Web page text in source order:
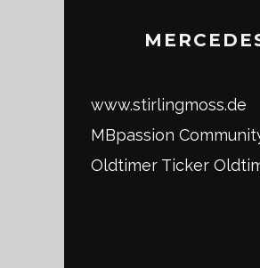
www.stirlingmoss.de
MBpassion
Oldtimer Ticker